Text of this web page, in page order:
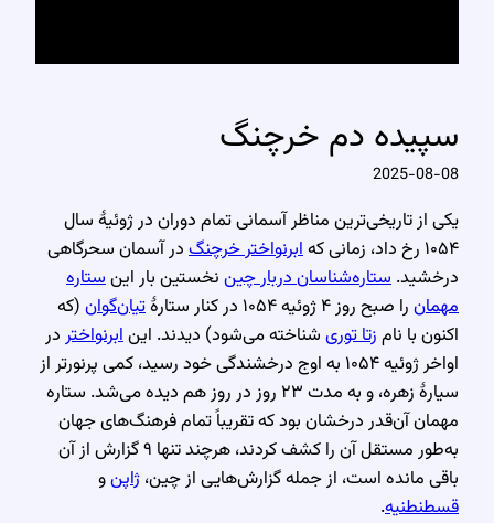
سپیده دم خرچنگ
2025-08-08
یکی از تاریخی‌ترین مناظر آسمانی تمام دوران در ژوئیهٔ سال
۱۰۵۴ رخ داد، زمانی که
ابرنواختر خرچنگدر آسمان سحرگاهی
درخشید.ستاره‌شناسان دربار چیننخستین بار اینستاره
مهمانرا صبح روز ۴ ژوئیه ۱۰۵۴ در کنار ستارهٔ تیان‌گوان(که
اکنون با نامزتا توریشناخته می‌شود) دیدند. اینابرنواختردر
اواخر ژوئیه ۱۰۵۴ به اوج درخشندگی خود رسید، کمی پرنورتر از
سیارهٔ زهره، و به مدت ۲۳ روز در روز هم دیده می‌شد. ستاره
مهمان آن‌قدر درخشان بود که تقریباً تمام فرهنگ‌های جهان
به‌طور مستقل آن را کشف کردند، هرچند تنها ۹ گزارش از آن
باقی مانده است، از جمله گزارش‌هایی از چین،ژاپنو
قسطنطنیه.